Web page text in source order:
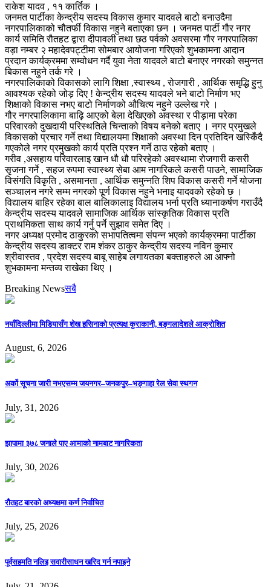
राकेश यादव , ११ कार्तिक ।
जनमत पार्टीका केन्द्रीय सदस्य विकास कुमार यादवले बाटो बनाउदैमा
नगरपालिकाको चौतर्फी विकास नहुने बताएका छन । जनमत पार्टी गौर नगर
कार्य समिति रौतहट द्वारा दीपावली तथा छठ पर्वको अवसरमा गौर नगरपालिका
वड़ा नम्बर २ महादेवपट्टीमा सोमबार आयोजना गरिएको शुभकामना आदान
प्रदान कार्यक्रममा सम्वोधन गर्दै युवा नेता यादवले बाटो बनाएर नगरको समुन्नत
बिकास नहुने तर्क गरे ।
नगरपालिकाको विकासको लागि शिक्षा ,स्वास्थ्य , रोजगारी , आर्थिक समृद्धि हुनु
आवश्यक रहेको जोड़ दिए ! केन्द्रीय सदस्य यादवले भने बाटो निर्माण भए
शिक्षाको विकास नभए बाटो निर्माणको औचित्य नहुने उल्लेख गरे ।
गौर नगरपालिकामा बाढ़ि आएको बेला देखिएको अवस्था र पीड़ामा परेका
परिवारको दुखदायी परिस्थतिले चिन्ताको विषय बनेको बताए । नगर प्रमुखले
विकासको प्रचार गर्ने तथा विद्यालयमा शिक्षाको अवस्था दिन प्रतिदिन खस्किँदै
गएकोले नगर प्रमुखको कार्य प्रति प्रश्न गर्ने ठाउ रहेको बताए ।
गरीव ,असहाय परिवारलाइ खान धौ धौ परिरहेको अवस्थामा रोजगारी कसरी
सृजना गर्ने , सहज रुपमा स्वास्थ्य सेबा आम नागरिकले कसरी पाउने, सामाजिक
विसंगति विकृति , असमानता , आर्थिक समुन्नति शिप विकास कसरी गर्ने योजना
सञ्चालन नगरे सम्म नगरको पूर्ण विकास नहुने भनाइ यादवको रहेको छ ।
विद्यालय बाहिर रहेका बाल बालिकालाइ विद्यालय भर्ना प्रति ध्यानाकर्षण गराउँदै
केन्द्रीय सदस्य यादवले सामाजिक आर्थिक सांस्कृतिक विकास प्रति
प्राथमिकता साथ कार्य गर्नु पर्ने सुझाव समेत दिए ।
नगर अध्यक्ष प्रमोद ठाकुरको सभापतित्वमा संपन्न भएको कार्यक्रममा पार्टीका
केन्द्रीय सदस्य डाक्टर राम शंकर ठाकुर केन्द्रीय सदस्य नविन कुमार
श्रीवास्तव , प्रदेश सदस्य बाबू साहेब लगायतका बक्ताहरुले आ आफ्नो
शुभकामना मन्तव्य राखेका थिए ।
Breaking Newsसबै
नयाँदिल्लीमा मिडियासँग शेख हसिनाको प्रत्यक्ष कुराकानी, बङ्गलादेशले आक्रोशित
August, 6, 2026
अर्को सूचना जारी नभएसम्म जयनगर–जनकपुर–भङ्गाहा रेल सेवा स्थगन
July, 31, 2026
झापामा ३७८ जनाले पाए आमाको नामबाट नागरिकता
July, 30, 2026
रौतहट बारको अध्यक्षमा कर्ण निर्वाचित
July, 25, 2026
पूर्वसहमति नलिइ सवारीसाधन खरिद गर्न नपाइने